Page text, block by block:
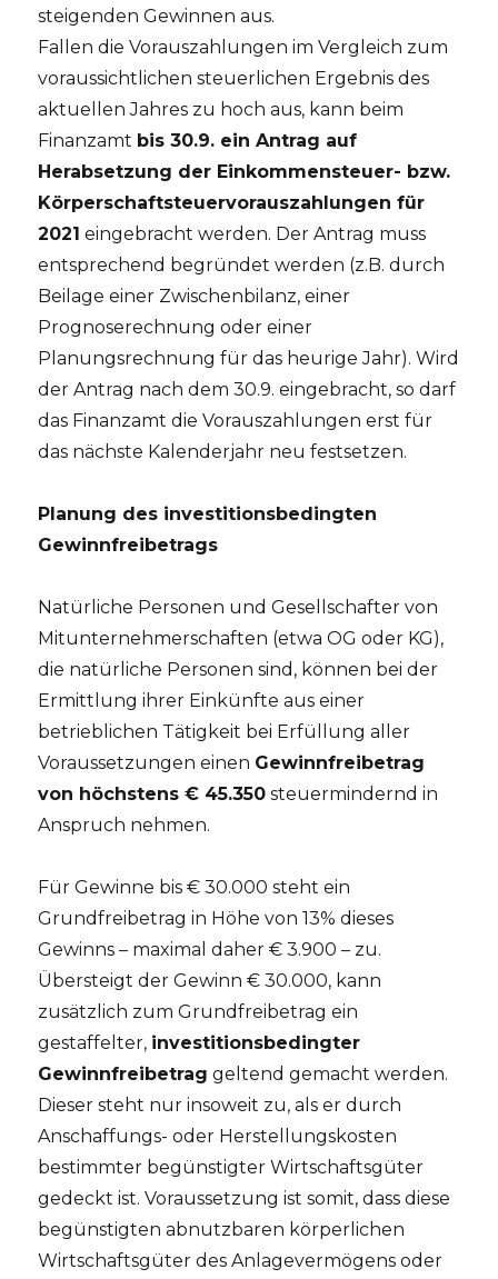
steigenden Gewinnen aus.
Fallen die Vorauszahlungen im Vergleich zum
voraussichtlichen steuerlichen Ergebnis des
aktuellen Jahres zu hoch aus, kann beim
Finanzamt bis 30.9. ein Antrag auf
Herabsetzung der Einkommensteuer- bzw.
Körperschaftsteuervorauszahlungen für
2021 eingebracht werden. Der Antrag muss
entsprechend begründet werden (z.B. durch
Beilage einer Zwischenbilanz, einer
Prognoserechnung oder einer
Planungsrechnung für das heurige Jahr). Wird
der Antrag nach dem 30.9. eingebracht, so darf
das Finanzamt die Vorauszahlungen erst für
das nächste Kalenderjahr neu festsetzen.
Planung des investitionsbedingten
Gewinnfreibetrags
Natürliche Personen und Gesellschafter von
Mitunternehmerschaften (etwa OG oder KG),
die natürliche Personen sind, können bei der
Ermittlung ihrer Einkünfte aus einer
betrieblichen Tätigkeit bei Erfüllung aller
Voraussetzungen einen Gewinnfreibetrag
von höchstens € 45.350 steuermindernd in
Anspruch nehmen.
Für Gewinne bis € 30.000 steht ein
Grundfreibetrag in Höhe von 13% dieses
Gewinns – maximal daher € 3.900 – zu.
Übersteigt der Gewinn € 30.000, kann
zusätzlich zum Grundfreibetrag ein
gestaffelter, investitionsbedingter
Gewinnfreibetrag geltend gemacht werden.
Dieser steht nur insoweit zu, als er durch
Anschaffungs- oder Herstellungskosten
bestimmter begünstigter Wirtschaftsgüter
gedeckt ist. Voraussetzung ist somit, dass diese
begünstigten abnutzbaren körperlichen
Wirtschaftsgüter des Anlagevermögens oder